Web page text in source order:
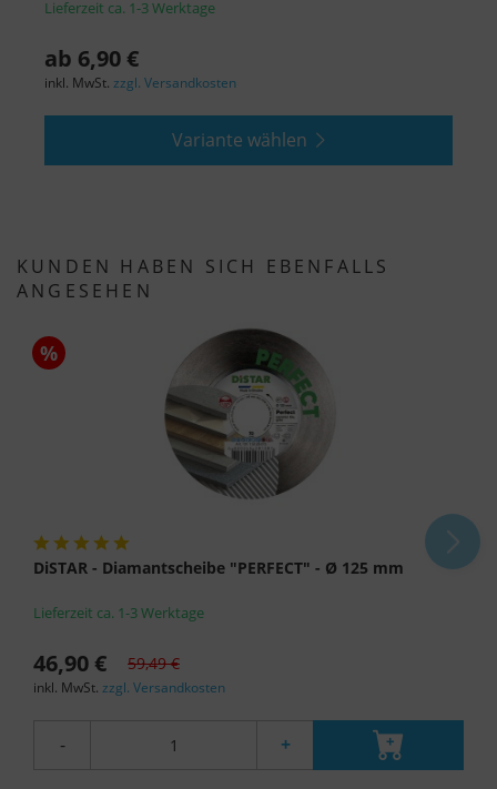
Lieferzeit ca. 1-3 Werktage
ab 6,90 €
inkl. MwSt. zzgl. Versandkosten
Variante wählen
KUNDEN HABEN SICH EBENFALLS
ANGESEHEN
%
DiSTAR - Diamantscheibe "PERFECT" - Ø 125 mm
Lieferzeit ca. 1-3 Werktage
46,90 € 59,49 €
inkl. MwSt. zzgl. Versandkosten
- +
statt.